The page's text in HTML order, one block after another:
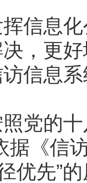
息化
，更
信息
的十
据《信
优先”